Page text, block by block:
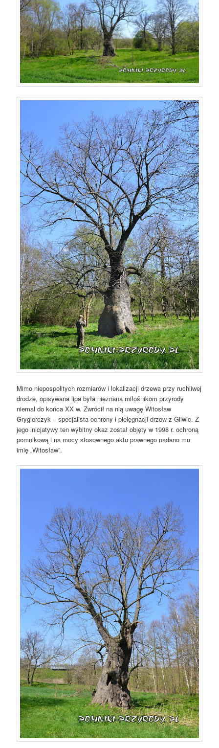
Mimo niepospolitych rozmiarów i lokalizacji drzewa przy ruchliwej
drodze, opisywana lipa była nieznana miłośnikom przyrody
niemal do końca XX w. Zwrócił na nią uwagę Witosław
Grygierczyk – specjalista ochrony i pielęgnacji drzew z Gliwic. Z
jego inicjatywy ten wybitny okaz został objęty w 1998 r. ochroną
pomnikową i na mocy stosownego aktu prawnego nadano mu
imię „Witosław”.